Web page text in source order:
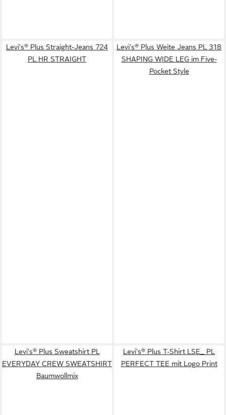
Levi's® Plus Straight-Jeans 724
PL HR STRAIGHT
Levi's® Plus Weite Jeans PL 318
SHAPING WIDE LEG im Five-
Pocket Style
Levi's® Plus Sweatshirt PL
EVERYDAY CREW SWEATSHIRT
Baumwollmix
Levi's® Plus T-Shirt LSE_ PL
PERFECT TEE mit Logo Print